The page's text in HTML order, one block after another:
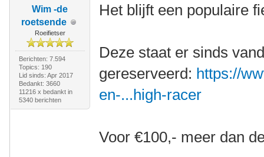
Wim -de
roetsende
Roeifietser
Berichten: 7.594
Topics: 190
Lid sinds: Apr 2017
Bedankt: 3660
11216 x bedankt in
5340 berichten
Het blijft een populaire
Deze staat er sinds
gereserveerd: https://
en-...high-racer
Voor €100,- meer dan